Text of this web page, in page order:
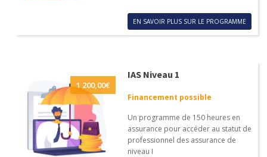
EN SAVOIR PLUS SUR LE PROGRAMME
1 200,00€
IAS Niveau 1
Financement possible
Un programme de 150 heures en
assurance pour accéder au statut de
professionnel des assurance de
niveau I